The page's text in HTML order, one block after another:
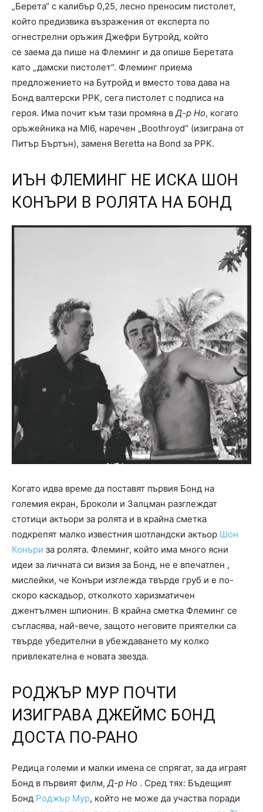
„Берета“ с калибър 0,25, лесно преносим пистолет,
който предизвика възражения от експерта по
огнестрелни оръжия Джефри Бутройд, който
се заема да пише на Флеминг и да опише Беретата
като „дамски пистолет“. Флеминг приема
предложението на Бутройд и вместо това дава на
Бонд валтерски PPK, сега пистолет с подписа на
героя. Има почит към тази промяна вД-р Но, когато
оръжейника на MI6, наречен „Boothroyd“ (изиграна от
Питър Бъртън), заменя Beretta на Bond за PPK.
ИЪН ФЛЕМИНГ НЕ ИСКА ШОН
КОНЪРИ В РОЛЯТА НА БОНД
Когато идва време да поставят първия Бонд на
големия екран, Броколи и Залцман разглеждат
стотици актьори за ролята и в крайна сметка
подкрепят малко известния шотландски актьор Шон
Конъри за ролята. Флеминг, който има много ясни
идеи за личната си визия за Бонд, не е впечатлен ,
мислейки, че Конъри изглежда твърде груб и е по-
скоро каскадьор, отколкото харизматичен
джентълмен шпионин. В крайна сметка Флеминг се
съгласява, най-вече, защото неговите приятелки са
твърде убедителни в убеждаването му колко
привлекателна е новата звезда.
РОДЖЪР МУР ПОЧТИ
ИЗИГРАВА ДЖЕЙМС БОНД
ДОСТА ПО-РАНО
Редица големи и малки имена се спрягат, за да играят
Бонд в първият филм,Д-р Но . Сред тях: Бъдещият
Бонд Роджър Мур, който не може да участва поради